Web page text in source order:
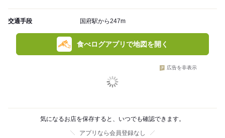
交通手段 国府駅から247m
食べログアプリで地図を開く
広告を非表示
気になるお店を保存すると、いつでも確認できます。
アプリなら会員登録なし